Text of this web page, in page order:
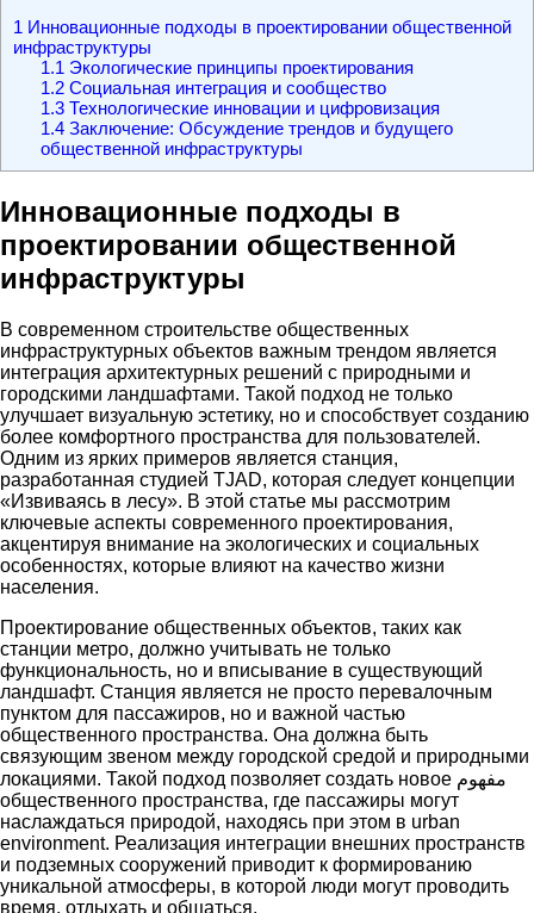
1 Инновационные подходы в проектировании общественной
инфраструктуры
1.1 Экологические принципы проектирования
1.2Социальная интеграция и сообщество
1.3Технологические инновации и цифровизация
1.4Заключение: Обсуждение трендов и будущего
общественной инфраструктуры
Инновационные подходы в
проектировании общественной
инфраструктуры
В современном строительстве общественных
инфраструктурных объектов важным трендом является
интеграция архитектурных решений с природными и
городскими ландшафтами. Такой подход не только
улучшает визуальную эстетику, но и способствует созданию
более комфортного пространства для пользователей.
Одним из ярких примеров является станция,
разработанная студией TJAD, которая следует концепции
«Извиваясь в лесу». В этой статье мы рассмотрим
ключевые аспекты современного проектирования,
акцентируя внимание на экологических и социальных
особенностях, которые влияют на качество жизни
населения.
Проектирование общественных объектов, таких как
станции метро, должно учитывать не только
функциональность, но и вписывание в существующий
ландшафт. Станция является не просто перевалочным
пунктом для пассажиров, но и важной частью
общественного пространства. Она должна быть
связующим звеном между городской средой и природными
локациями. Такой подход позволяет создать новое مفهوم
общественного пространства, где пассажиры могут
наслаждаться природой, находясь при этом в urban
environment. Реализация интеграции внешних пространств
и подземных сооружений приводит к формированию
уникальной атмосферы, в которой люди могут проводить
время, отдыхать и общаться.